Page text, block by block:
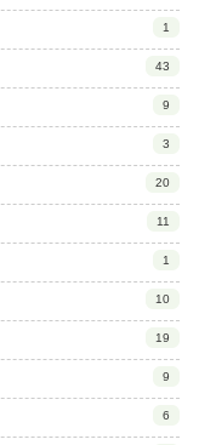
1
43
9
3
20
11
1
10
19
9
6